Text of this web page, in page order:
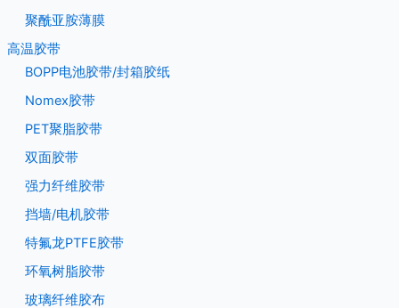
聚酰亚胺薄膜
高温胶带
BOPP电池胶带/封箱胶纸
Nomex胶带
PET聚脂胶带
双面胶带
强力纤维胶带
挡墙/电机胶带
特氟龙PTFE胶带
环氧树脂胶带
玻璃纤维胶布